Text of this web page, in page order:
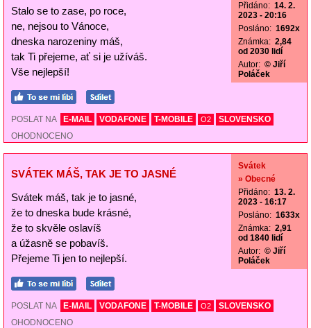
Stalo se to zase, po roce,
ne, nejsou to Vánoce,
dneska narozeniny máš,
tak Ti přejeme, ať si je užíváš.
Vše nejlepší!
Přidáno: 14. 2.
2023 - 20:16
Posláno: 1692x
Známka: 2,84
od 2030 lidí
Autor: © Jiří
Poláček
POSLAT NA E-MAIL VODAFONE T-MOBILE O2
SLOVENSKO
OHODNOCENO
SVÁTEK MÁŠ, TAK JE TO JASNÉ
Svátek máš, tak je to jasné,
že to dneska bude krásné,
že to skvěle oslavíš
a úžasně se pobavíš.
Přejeme Ti jen to nejlepší.
Svátek
» Obecné
Přidáno: 13. 2.
2023 - 16:17
Posláno: 1633x
Známka: 2,91
od 1840 lidí
Autor: © Jiří
Poláček
POSLAT NA E-MAIL VODAFONE T-MOBILE O2
SLOVENSKO
OHODNOCENO